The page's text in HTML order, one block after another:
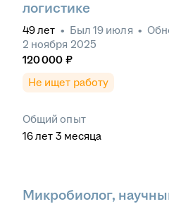
логистике
49лет • Был 19 июля •
2 ноября 2025
120 000 ₽
Не ищет работу
Общий опыт
16лет 3 месяца
Микробиолог,